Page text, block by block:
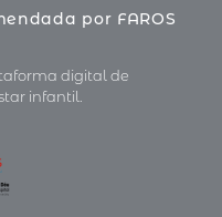
por FAROS
digital de
infantil.